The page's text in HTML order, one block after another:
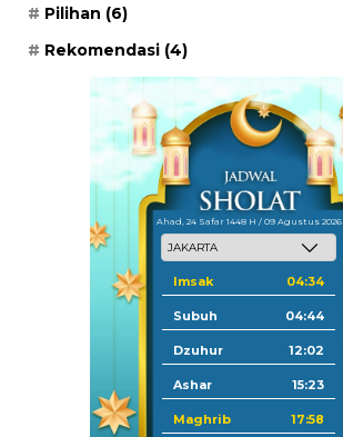
Pilihan (6)
Rekomendasi (4)
Ahad, 24 Safar 1448 H / 09 Agustus 2026
Imsak 04:34
Subuh 04:44
Dzuhur 12:02
Ashar 15:23
Maghrib 17:58